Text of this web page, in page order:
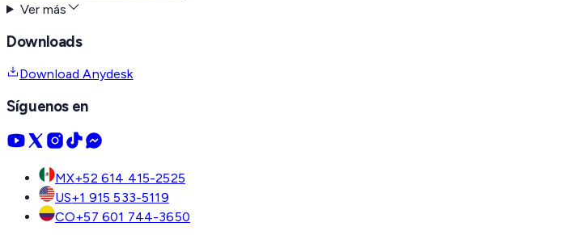
Ver más
Downloads
Download Anydesk
Síguenos en
MX+52 614 415-2525
US+1 915 533-5119
CO+57 601 744-3650